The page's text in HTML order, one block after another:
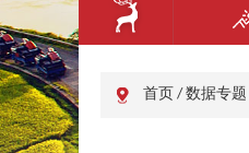
首页 / 数据专题